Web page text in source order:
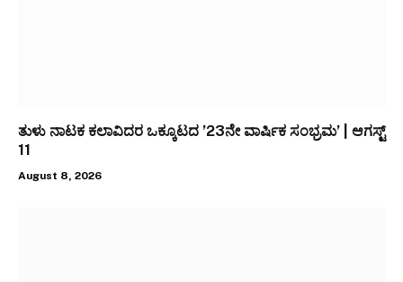
ತುಳು ನಾಟಕ ಕಲಾವಿದರ ಒಕ್ಕೂಟದ ’23ನೇ ವಾರ್ಷಿಕ ಸಂಭ್ರಮ’ | ಆಗಸ್ಟ್
11
August 8, 2026